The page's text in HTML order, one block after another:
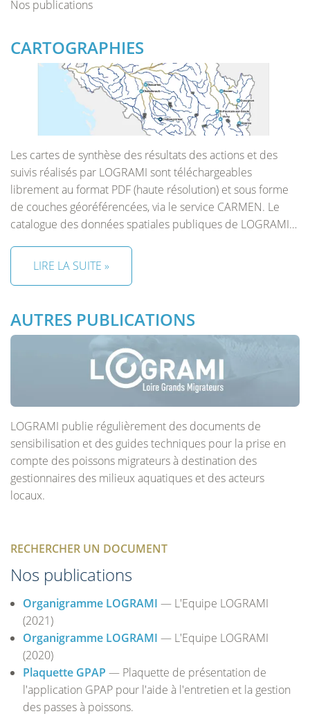
Nos publications
CARTOGRAPHIES
Les cartes de synthèse des résultats des actions et des
suivis réalisés par LOGRAMI sont téléchargeables
librement au format PDF (haute résolution) et sous forme
de couches géoréférencées, via le service CARMEN. Le
catalogue des données spatiales publiques de LOGRAMI…
LIRE LA SUITE »
AUTRES PUBLICATIONS
LOGRAMI publie régulièrement des documents de
sensibilisation et des guides techniques pour la prise en
compte des poissons migrateurs à destination des
gestionnaires des milieux aquatiques et des acteurs
locaux.
RECHERCHER UN DOCUMENT
Nos publications
Organigramme LOGRAMI — L'Equipe LOGRAMI
(2021)
Organigramme LOGRAMI — L'Equipe LOGRAMI
(2020)
Plaquette GPAP — Plaquette de présentation de
l'application GPAP pour l'aide à l'entretien et la gestion
des passes à poissons.